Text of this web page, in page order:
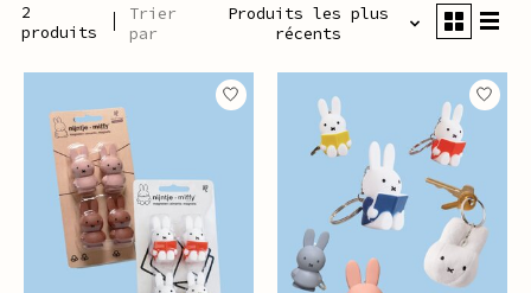
2
produits
Trier
par
Produits les plus
récents